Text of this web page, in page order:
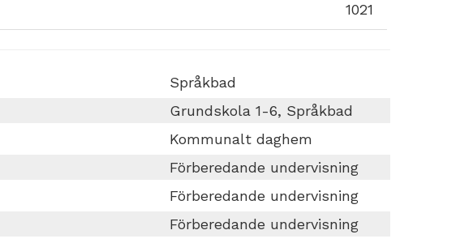
1021
Språkbad
Grundskola 1-6, Språkbad
Kommunalt daghem
Förberedande undervisning
Förberedande undervisning
Förberedande undervisning